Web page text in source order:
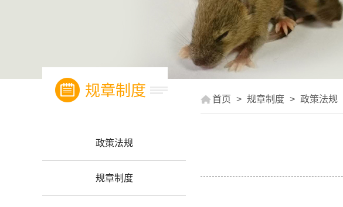
规章制度
政策法规
规章制度
首页 > 规章制度 > 政策法规